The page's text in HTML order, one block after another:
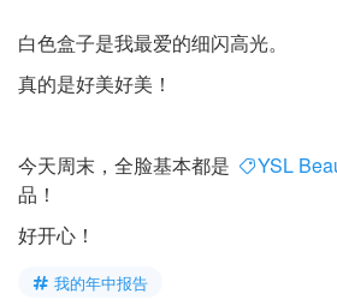
白色盒子是我最爱的细闪高光。
真的是好美好美！
今天周末，全脸基本都是 YSL
品！
好开心！
我的年中报告